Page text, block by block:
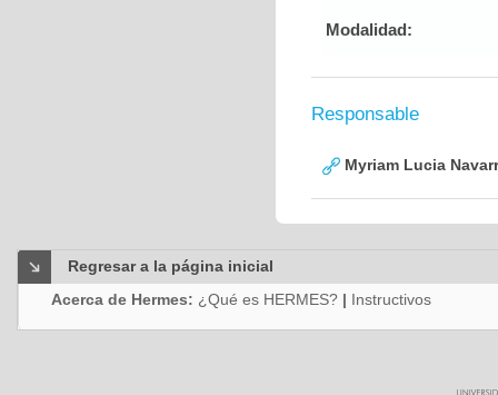
Modalidad:
Responsable
Myriam Lucia
Regresar a la página inicial
Acerca de Hermes: ¿Qué es HERMES? | Instructivos